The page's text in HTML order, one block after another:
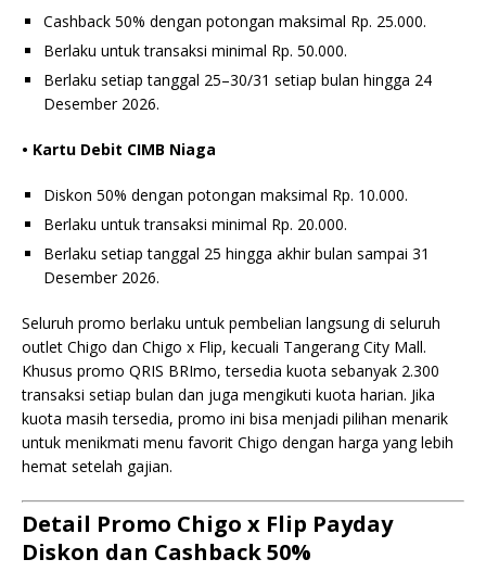
Cashback 50% dengan potongan maksimal Rp. 25.000.
Berlaku untuk transaksi minimal Rp. 50.000.
Berlaku setiap tanggal 25–30/31 setiap bulan hingga 24
Desember 2026.
• Kartu Debit CIMB Niaga
Diskon 50% dengan potongan maksimal Rp. 10.000.
Berlaku untuk transaksi minimal Rp. 20.000.
Berlaku setiap tanggal 25 hingga akhir bulan sampai 31
Desember 2026.
Seluruh promo berlaku untuk pembelian langsung di seluruh
outlet Chigo dan Chigo x Flip, kecuali Tangerang City Mall.
Khusus promo QRIS BRImo, tersedia kuota sebanyak 2.300
transaksi setiap bulan dan juga mengikuti kuota harian. Jika
kuota masih tersedia, promo ini bisa menjadi pilihan menarik
untuk menikmati menu favorit Chigo dengan harga yang lebih
hemat setelah gajian.
Detail Promo Chigo x Flip Payday
Diskon dan Cashback 50%